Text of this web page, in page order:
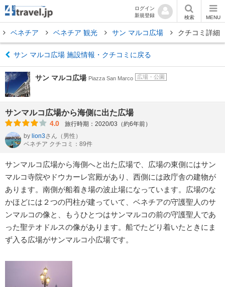
ログイン
新規登録
検索 MENU
ベネチア ベネチア 観光 サン マルコ広場 クチコミ詳細
サン マルコ広場 施設情報・クチコミに戻る
サン マルコ広場 Piazza San Marco 広場・公園
サンマルコ広場から海側に出た広場
4.0
旅行時期：2020/03（約6年前）
by lion3さん （男性）
ベネチア クチコミ：89件
サンマルコ広場から海側へと出た広場で、広場の東側にはサン
マルコ寺院やドウカーレ宮殿があり、西側には政庁舎の建物が
あります。南側が船着き場の波止場になっています。広場のな
かほどには２つの円柱が建っていて、ベネチアの守護聖人のサ
ンマルコの像と、もうひとつはサンマルコの前の守護聖人であ
った聖テオドルスの像があります。船でたどり着いたときにま
ず入る広場がサンマルコ小広場です。